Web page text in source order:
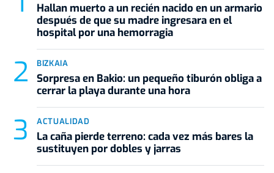
Hallan muerto a un recién nacido en un armario
después de que su madre ingresara en el
hospital por una hemorragia
BIZKAIA
Sorpresa en Bakio: un pequeño tiburón obliga a
cerrar la playa durante una hora
ACTUALIDAD
La caña pierde terreno: cada vez más bares la
sustituyen por dobles y jarras